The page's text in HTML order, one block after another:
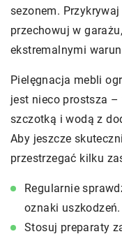
sezonem.
przechowuj w
ekstremalnymi
Pielęgnacja mebli
jest nieco prostsza
szczotką i wodą z
Aby jeszcze
przestrzegać kilku
Regularnie
oznaki uszkodzeń.
Stosuj preparaty